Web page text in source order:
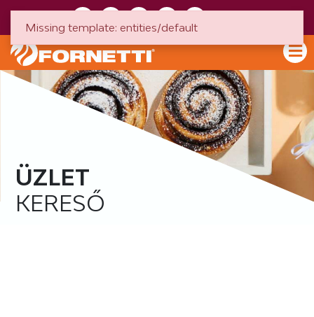
ÜZLET
KERESŐ
Missing template: entities/default